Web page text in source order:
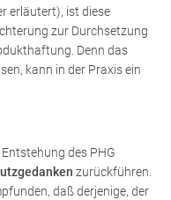
erläutert), ist diese
zur Durchsetzung
Denn das
kann in der Praxis ein
des PHG
zurückführen.
daß derjenige, der